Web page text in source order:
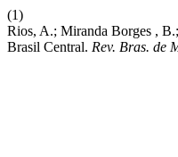
(1)
Rios, A.; Miranda Borges ,
Brasil Central. Rev. Bras. de